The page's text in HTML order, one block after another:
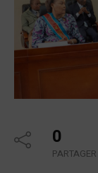
0
PARTAGER